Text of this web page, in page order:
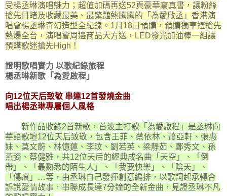
受楊丞琳演唱魅力；超值加碼再送52頁豪華寫真書，讓粉絲
搶先目睹及收藏最美、最驚豔熱騰騰的「為愛啟丞」香港演
唱會楊丞琳奇幻造型全紀錄。1月18日預購，預購獨享禮搶先
熱爆全台，演唱會周邊商品大方送，LED發光加油棒一組讓
預購歌迷搶先High！
證明歌唱實力 以歌紀錄旅程
楊丞琳新歌「為愛啟程」
向12位天后致敬 串連12首發燒金曲
唱出楊丞琳專屬個人風格
新作品收錄2首新歌，首波主打歌「為愛啟程」是丞琳向
華語歌壇12位天后致敬，包含王菲、蔡依林、蕭亞軒、張惠
妹、莫文蔚、林憶蓮、李玟、劉若英、梁靜茹、鄭秀文、孫
燕姿、蔡健雅，共12位天后的經典成名曲「天空」、「倒
帶」、「最熟悉的陌生人」、「我要快樂」、「陰天」、
「傷痕」…等，由丞琳自己發揮創意編排，以歌詞起承轉合
訴說愛情故事，串聯成長達7分鐘的全新金曲，見證丞琳不凡